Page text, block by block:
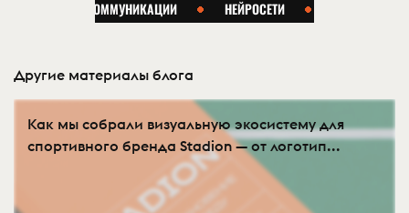
Другие материалы блога
Как мы собрали визуальную экосистему для
спортивного бренда Stadion — от логотип...